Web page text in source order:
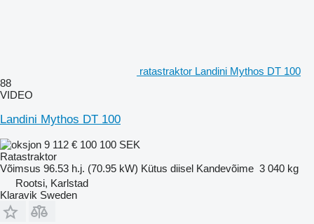
ratastraktor Landini Mythos DT 100
88
VIDEO
Landini Mythos DT 100
9 112 € 100 100 SEK
Ratastraktor
Võimsus 96.53 h.j. (70.95 kW) Kütus diisel Kandevõime 3 040 kg
Rootsi, Karlstad
Klaravik Sweden